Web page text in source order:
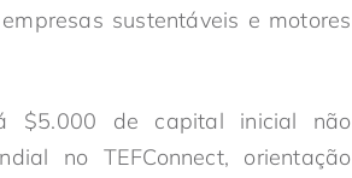
sustentáveis e motores
$5.000 de capital inicial não
no TEFConnect, orientação